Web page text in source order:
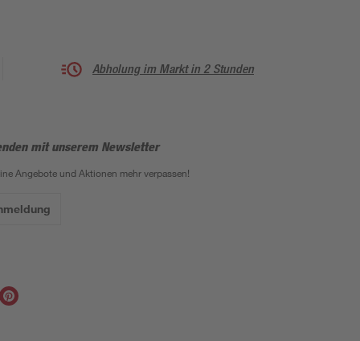
Abholung im Markt in 2 Stunden
mit unserem Newsletter
Angebote und Aktionen mehr verpassen!